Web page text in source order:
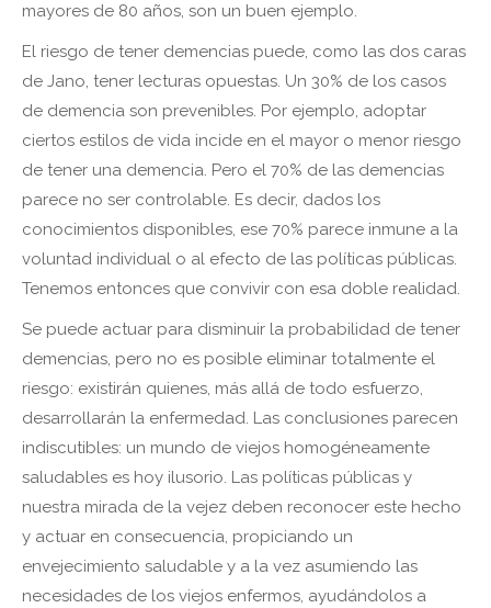
mayores de 80 años, son un buen ejemplo.
El riesgo de tener demencias puede, como las dos caras
de Jano, tener lecturas opuestas. Un 30% de los casos
de demencia son prevenibles. Por ejemplo, adoptar
ciertos estilos de vida incide en el mayor o menor riesgo
de tener una demencia. Pero el 70% de las demencias
parece no ser controlable. Es decir, dados los
conocimientos disponibles, ese 70% parece inmune a la
voluntad individual o al efecto de las políticas públicas.
Tenemos entonces que convivir con esa doble realidad.
Se puede actuar para disminuir la probabilidad de tener
demencias, pero no es posible eliminar totalmente el
riesgo: existirán quienes, más allá de todo esfuerzo,
desarrollarán la enfermedad. Las conclusiones parecen
indiscutibles: un mundo de viejos homogéneamente
saludables es hoy ilusorio. Las políticas públicas y
nuestra mirada de la vejez deben reconocer este hecho
y actuar en consecuencia, propiciando un
envejecimiento saludable y a la vez asumiendo las
necesidades de los viejos enfermos, ayudándolos a